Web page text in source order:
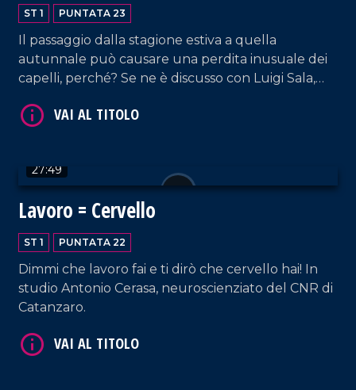
ST 1 PUNTATA 23
Il passaggio dalla stagione estiva a quella
autunnale può causare una perdita inusuale dei
capelli, perché? Se ne è discusso con Luigi Sala,
27:49
Lavoro = Cervello
ST 1 PUNTATA 22
Dimmi che lavoro fai e ti dirò che cervello hai! In
studio Antonio Cerasa, neuroscienziato del CNR di
Catanzaro.
VAI AL TITOLO
VAI AL TITOLO